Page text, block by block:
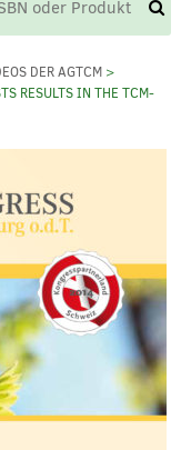
DER AGTCM>
RESULTS IN THE TCM-